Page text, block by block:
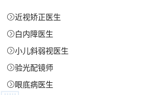
近视矫正医生
白内障医生
小儿斜弱视医生
验光配镜师
眼底病医生